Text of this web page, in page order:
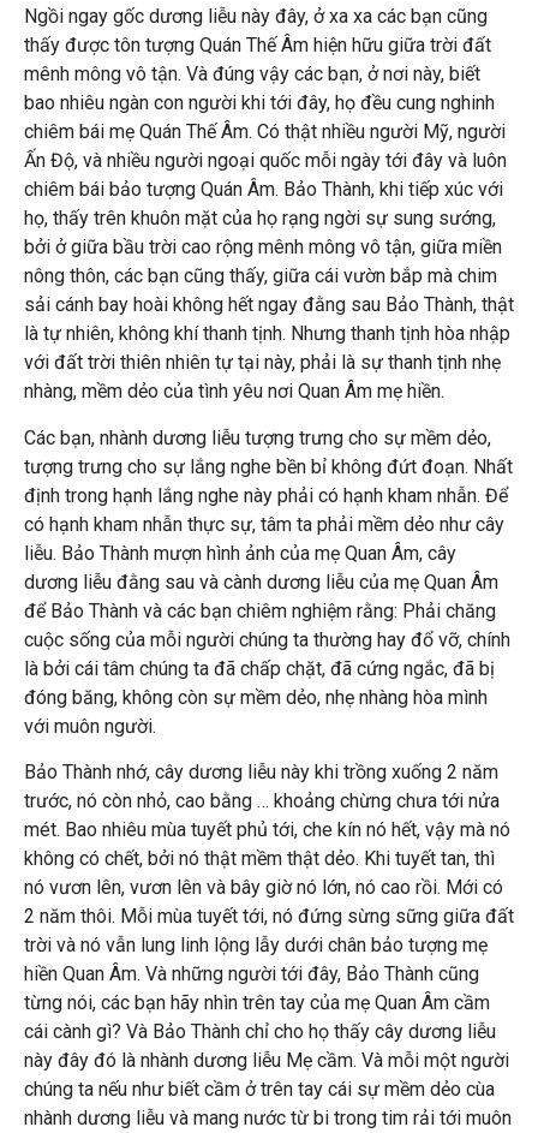
Ngồi ngay gốc dương liễu này đây, ở xa xa các bạn cũng
thấy được tôn tượng Quán Thế Âm hiện hữu giữa trời đất
mênh mông vô tận. Và đúng vậy các bạn, ở nơi này, biết
bao nhiêu ngàn con người khi tới đây, họ đều cung nghinh
chiêm bái mẹ Quán Thế Âm. Có thật nhiều người Mỹ, người
Ấn Độ, và nhiều người ngoại quốc mỗi ngày tới đây và luôn
chiêm bái bảo tượng Quán Âm. Bảo Thành, khi tiếp xúc với
họ, thấy trên khuôn mặt của họ rạng ngời sự sung sướng,
bởi ở giữa bầu trời cao rộng mênh mông vô tận, giữa miền
nông thôn, các bạn cũng thấy, giữa cái vườn bắp mà chim
sải cánh bay hoài không hết ngay đằng sau Bảo Thành, thật
là tự nhiên, không khí thanh tịnh. Nhưng thanh tịnh hòa nhập
với đất trời thiên nhiên tự tại này, phải là sự thanh tịnh nhẹ
nhàng, mềm dẻo của tình yêu nơi Quan Âm mẹ hiền.
Các bạn, nhành dương liễu tượng trưng cho sự mềm dẻo,
tượng trưng cho sự lắng nghe bền bỉ không đứt đoạn. Nhất
định trong hạnh lắng nghe này phải có hạnh kham nhẫn. Để
có hạnh kham nhẫn thực sự, tâm ta phải mềm dẻo như cây
liễu. Bảo Thành mượn hình ảnh của mẹ Quan Âm, cây
dương liễu đằng sau và cành dương liễu của mẹ Quan Âm
để Bảo Thành và các bạn chiêm nghiệm rằng: Phải chăng
cuộc sống của mỗi người chúng ta thường hay đổ vỡ, chính
là bởi cái tâm chúng ta đã chấp chặt, đã cứng ngắc, đã bị
đóng băng, không còn sự mềm dẻo, nhẹ nhàng hòa mình
với muôn người.
Bảo Thành nhớ, cây dương liễu này khi trồng xuống 2 năm
trước, nó còn nhỏ, cao bằng … khoảng chừng chưa tới nửa
mét. Bao nhiêu mùa tuyết phủ tới, che kín nó hết, vậy mà nó
không có chết, bởi nó thật mềm thật dẻo. Khi tuyết tan, thì
nó vươn lên, vươn lên và bây giờ nó lớn, nó cao rồi. Mới có
2 năm thôi. Mỗi mùa tuyết tới, nó đứng sừng sững giữa đất
trời và nó vẫn lung linh lộng lẫy dưới chân bảo tượng mẹ
hiền Quan Âm. Và những người tới đây, Bảo Thành cũng
từng nói, các bạn hãy nhìn trên tay của mẹ Quan Âm cầm
cái cành gì? Và Bảo Thành chỉ cho họ thấy cây dương liễu
này đây đó là nhành dương liễu Mẹ cầm. Và mỗi một người
chúng ta nếu như biết cầm ở trên tay cái sự mềm dẻo cùa
nhành dương liễu và mang nước từ bi trong tim rải tới muôn